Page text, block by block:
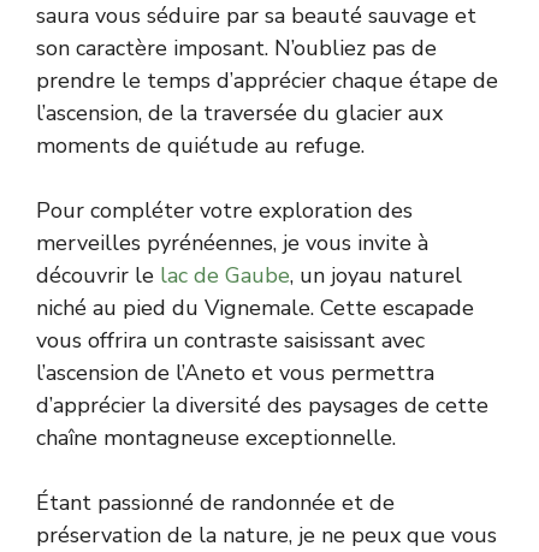
saura vous séduire par sa beauté sauvage et
son caractère imposant. N’oubliez pas de
prendre le temps d’apprécier chaque étape de
l’ascension, de la traversée du glacier aux
moments de quiétude au refuge.
Pour compléter votre exploration des
merveilles pyrénéennes, je vous invite à
découvrir le lac de Gaube, un joyau naturel
niché au pied du Vignemale. Cette escapade
vous offrira un contraste saisissant avec
l’ascension de l’Aneto et vous permettra
d’apprécier la diversité des paysages de cette
chaîne montagneuse exceptionnelle.
Étant passionné de randonnée et de
préservation de la nature, je ne peux que vous